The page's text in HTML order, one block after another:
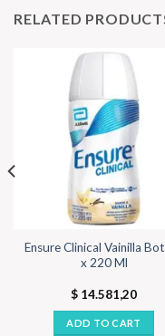
RELATED
Ensure Clinical Vainilla
x 220 Ml
$ 14.581,20
ADD TO CART